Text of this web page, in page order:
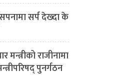
सपनामा सर्प देख्दा के
मन्त्रीको राजीनामा
पुनर्गठन